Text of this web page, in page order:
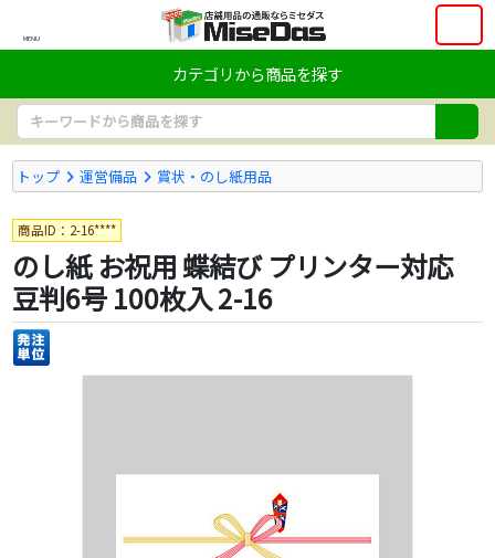
MENU
カテゴリから商品を探す
トップ 運営備品 賞状・のし紙用品
商品ID：2-16****
のし紙 お祝用 蝶結び プリンター対応
豆判6号 100枚入 2-16